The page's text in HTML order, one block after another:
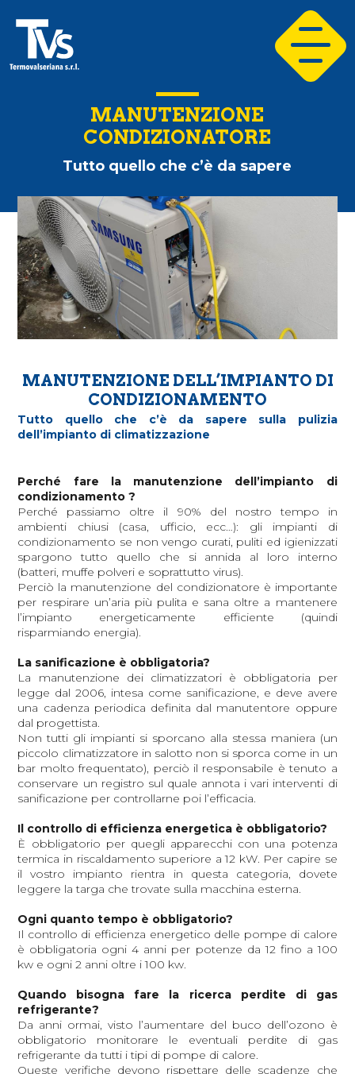
MANUTENZIONE
CONDIZIONATORE
Tutto quello che c’è da sapere
MANUTENZIONE DELL’IMPIANTO DI
CONDIZIONAMENTO
Tutto quello che c’è da sapere sulla pulizia
dell’impianto di climatizzazione
Perché fare la manutenzione dell’impianto di
condizionamento ?
Perché passiamo oltre il 90% del nostro tempo in
ambienti chiusi (casa, ufficio, ecc…): gli impianti di
condizionamento se non vengo curati, puliti ed igienizzati
spargono tutto quello che si annida al loro interno
(batteri, muffe polveri e soprattutto virus).
Perciò la manutenzione del condizionatore è importante
per respirare un’aria più pulita e sana oltre a mantenere
l’impianto energeticamente efficiente (quindi
risparmiando energia).
La sanificazione è obbligatoria?
La manutenzione dei climatizzatori è obbligatoria per
legge dal 2006, intesa come sanificazione, e deve avere
una cadenza periodica definita dal manutentore oppure
dal progettista.
Non tutti gli impianti si sporcano alla stessa maniera (un
piccolo climatizzatore in salotto non si sporca come in un
bar molto frequentato), perciò il responsabile è tenuto a
conservare un registro sul quale annota i vari interventi di
sanificazione per controllarne poi l’efficacia.
Il controllo di efficienza energetica è obbligatorio?
È obbligatorio per quegli apparecchi con una potenza
termica in riscaldamento superiore a 12 kW. Per capire se
il vostro impianto rientra in questa categoria, dovete
leggere la targa che trovate sulla macchina esterna.
Ogni quanto tempo è obbligatorio?
Il controllo di efficienza energetico delle pompe di calore
è obbligatoria ogni 4 anni per potenze da 12 fino a 100
kw e ogni 2 anni oltre i 100 kw.
Quando bisogna fare la ricerca perdite di gas
refrigerante?
Da anni ormai, visto l’aumentare del buco dell’ozono è
obbligatorio monitorare le eventuali perdite di gas
refrigerante da tutti i tipi di pompe di calore.
Queste verifiche devono rispettare delle scadenze che